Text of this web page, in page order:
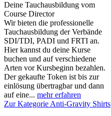
Deine Tauchausbildung vom
Course Director
Wir bieten die professionelle
Tauchausbildung der Verbände
SDI/TDI, PADI und FRTI an.
Hier kannst du deine Kurse
buchen und auf verschiedene
Arten vor Kursbeginn bezahlen.
Der gekaufte Token ist bis zur
einlösung übertragbar und dann
auf eine... mehr erfahren
Zur Kategorie Anti-Gravity Shirts